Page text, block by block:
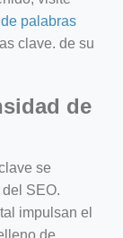
palabras
clave. de su
de
se
SEO.
impulsan el